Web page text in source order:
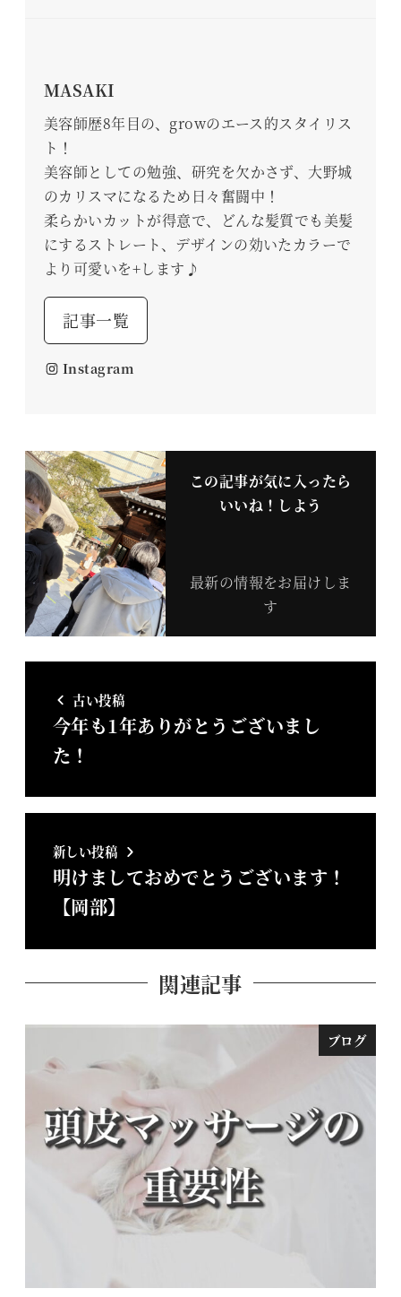
MASAKI
美容師歴8年目の、growのエース的スタイリス
ト！
美容師としての勉強、研究を欠かさず、大野城
のカリスマになるため日々奮闘中！
柔らかいカットが得意で、どんな髪質でも美髪
にするストレート、デザインの効いたカラーで
より可愛いを+します♪
記事一覧
Instagram
この記事が気に入ったら
いいね！しよう
最新の情報をお届けしま
す
古い投稿
今年も1年ありがとうございまし
た！
新しい投稿
明けましておめでとうございます！
【岡部】
関連記事
ブログ